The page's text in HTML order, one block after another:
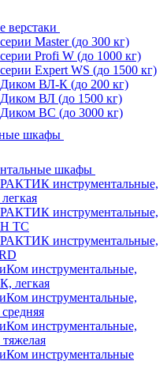
верстаки
Master (до 300 кг)
Profi W (до 1000 кг)
Expert WS (до 1500 кг)
ВЛ-К (до 200 кг)
ВЛ (до 1500 кг)
ВС (до 3000 кг)
шкафы
шкафы
инструментальные,
инструментальные,
TC
инструментальные,
инструментальные,
легкая
инструментальные,
инструментальные,
инструментальные